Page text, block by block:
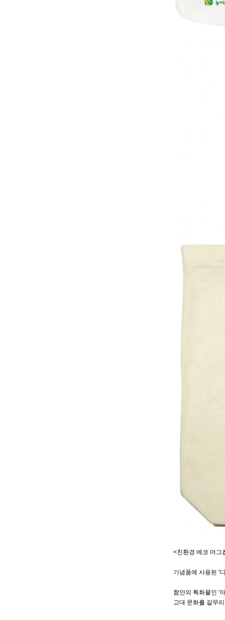
<친환경 에코 머그
기념품에 사용된 '
함안의 특화물인 '
고대 문화를 갈무